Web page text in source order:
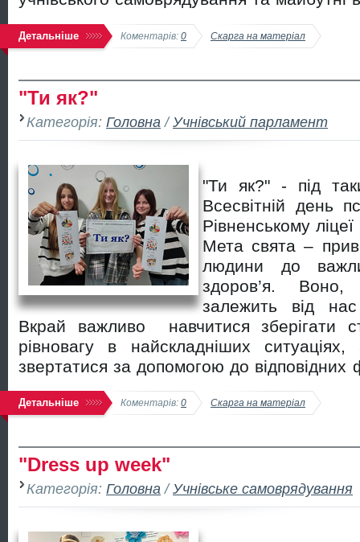
Детальніше Коментарів: 0 Скарга на матеріал
"Ти як?"
Категорія: Головна /Учнівський парламент
"Ти як?" - під
Всесвітній день
Рівненському
Мета свята –
людини до
здоров’я.
залежить від
Вкрай важливо навчитися зберігати
рівновагу в найскладніших
звертатися за допомогою до відповідних
Детальніше Коментарів: 0 Скарга на матеріал
"Dress up week"
Категорія: Головна/Учнівське самоврядування